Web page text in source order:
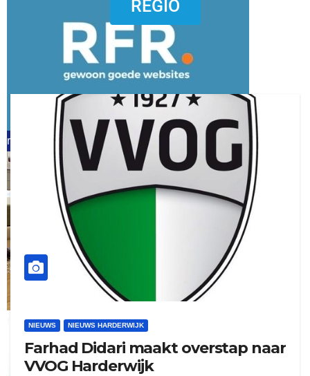
word vrijwilliger (1)
refreshed webdesign putten
ruitengaparket
REGIO
NIEUWS NIEUWS HARDERWIJK
Farhad Didari maakt overstap naar
VVOG Harderwijk